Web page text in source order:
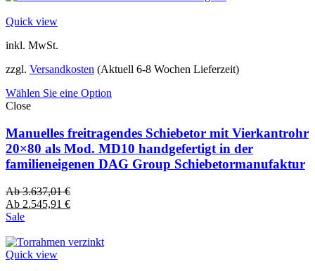
Quick view
inkl. MwSt.
zzgl. Versandkosten (Aktuell 6-8 Wochen Lieferzeit)
Wählen Sie eine Option
Close
Manuelles freitragendes Schiebetor mit Vierkantrohr
20×80 als Mod. MD10 handgefertigt in der
familieneigenen DAG Group Schiebetormanufaktur
Ab3.637,01€
Ab 2.545,91 €
Sale
Quick view